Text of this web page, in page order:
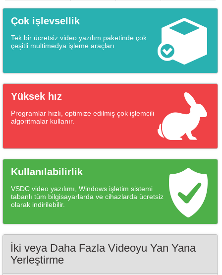
Çok işlevsellik
Tek bir ücretsiz video yazılım paketinde çok
çeşitli multimedya işleme araçları
Yüksek hız
Programlar hızlı, optimize edilmiş çok işlemcili
algoritmalar kullanır.
Kullanılabilirlik
VSDC video yazılımı, Windows işletim sistemi
tabanlı tüm bilgisayarlarda ve cihazlarda ücretsiz
olarak indirilebilir.
İki veya Daha Fazla Videoyu Yan Yana
Yerleştirme